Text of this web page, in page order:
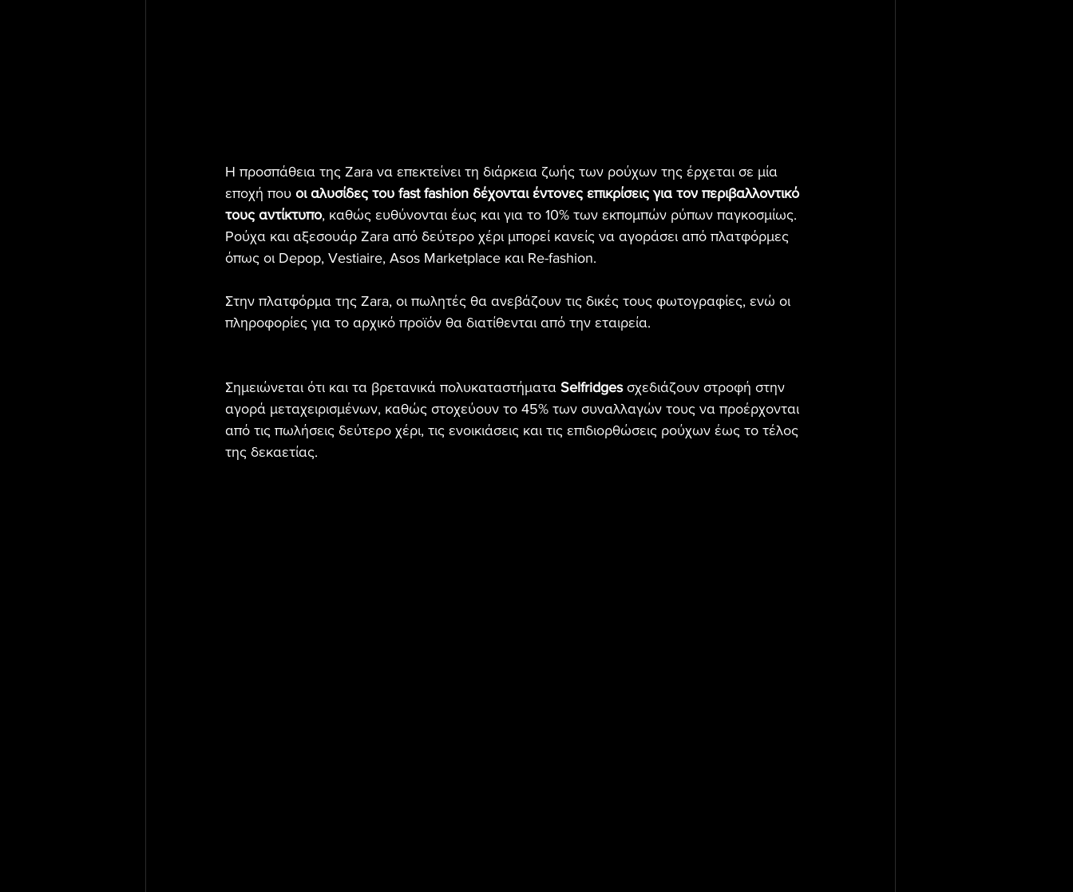
Η προσπάθεια της Zara να επεκτείνει τη διάρκεια ζωής των ρούχων της έρχεται σε μία
εποχή που οι αλυσίδες του fast fashion δέχονται έντονες επικρίσεις για τον περιβαλλοντικό
τους αντίκτυπο, καθώς ευθύνονται έως και για το 10% των εκπομπών ρύπων παγκοσμίως.
Ρούχα και αξεσουάρ Zara από δεύτερο χέρι μπορεί κανείς να αγοράσει από πλατφόρμες
όπως οι Depop, Vestiaire, Asos Marketplace και Re-fashion.
Στην πλατφόρμα της Zara, οι πωλητές θα ανεβάζουν τις δικές τους φωτογραφίες, ενώ οι
πληροφορίες για το αρχικό προϊόν θα διατίθενται από την εταιρεία.
Σημειώνεται ότι και τα βρετανικά πολυκαταστήματα Selfridges σχεδιάζουν στροφή στην
αγορά μεταχειρισμένων, καθώς στοχεύουν το 45% των συναλλαγών τους να προέρχονται
από τις πωλήσεις δεύτερο χέρι, τις ενοικιάσεις και τις επιδιορθώσεις ρούχων έως το τέλος
της δεκαετίας.